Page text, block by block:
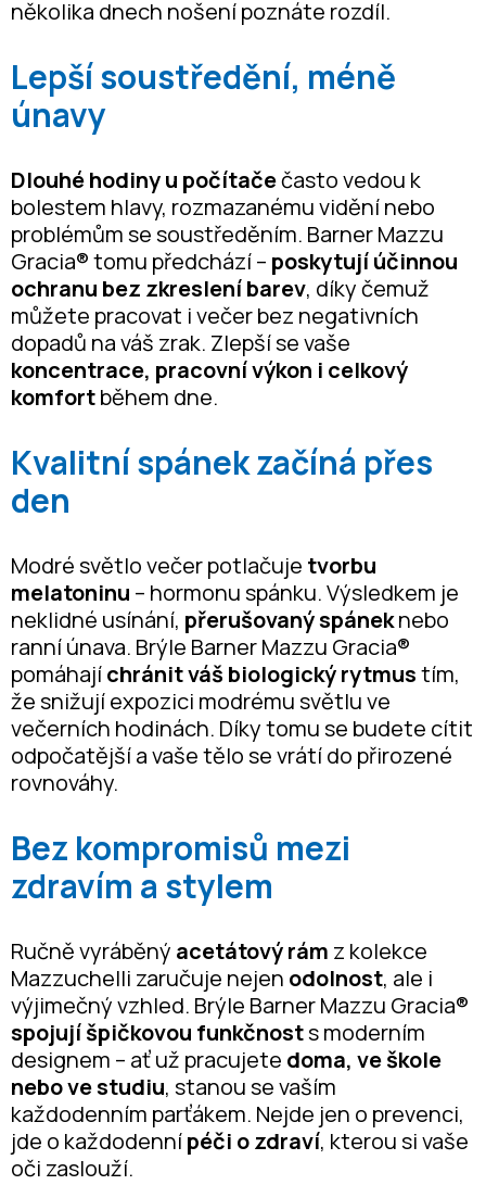
několika dnech nošení poznáte rozdíl.
Lepší soustředění, méně
únavy
Dlouhé hodiny u počítačečasto vedou k
bolestem hlavy, rozmazanému vidění nebo
problémům se soustředěním. Barner Mazzu
Gracia® tomu předchází – poskytují účinnou
ochranu bez zkreslení barev, díky čemuž
můžete pracovat i večer bez negativních
dopadů na váš zrak. Zlepší se vaše
koncentrace, pracovní výkon i celkový
komfortběhem dne.
Kvalitní spánek začíná přes
den
Modré světlo večer potlačuje tvorbu
melatoninu – hormonu spánku. Výsledkem je
neklidné usínání, přerušovaný spáneknebo
ranní únava. Brýle Barner Mazzu Gracia®
pomáhajíchránit váš biologický rytmustím,
že snižují expozici modrému světlu ve
večerních hodinách. Díky tomu se budete cítit
odpočatější a vaše tělo se vrátí do přirozené
rovnováhy.
Bez kompromisů mezi
zdravím a stylem
Ručně vyráběný acetátový rám z kolekce
Mazzuchelli zaručuje nejen odolnost, ale i
výjimečný vzhled. Brýle Barner Mazzu Gracia®
spojují špičkovou funkčnosts moderním
designem – ať už pracujete doma, ve škole
nebo ve studiu, stanou se vaším
každodenním parťákem. Nejde jen o prevenci,
jde o každodennípéči o zdraví, kterou si vaše
oči zaslouží.